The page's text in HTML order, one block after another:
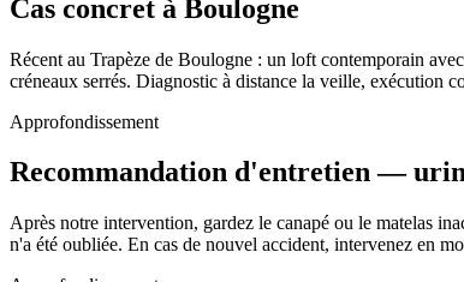
Cas concret à Boulogne
Récent au Trapèze de Boulogne : un loft contemporain
créneaux serrés. Diagnostic à distance la veille, exécution
Approfondissement
Recommandation d'entretien —
Après notre intervention, gardez le canapé ou le matelas
n'a été oubliée. En cas de nouvel accident, intervenez en